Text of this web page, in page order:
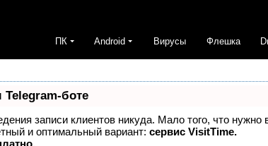
ПК Android Вирусы Флешка
Telegram-боте
записи клиентов никуда. Мало того, что
и оптимальный вариант: сервис VisitTime.
.